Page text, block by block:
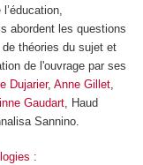
abordent les questions
théories du sujet et
de l'ouvrage par ses
Dujarier, Anne Gillet
Gaudart , Haud
Sannino.
: